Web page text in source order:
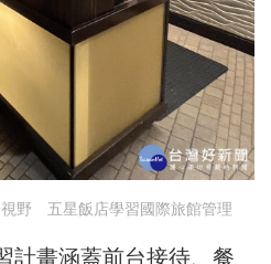
野 五星飯店學習國際旅館管理
計畫涵蓋前台接待、餐